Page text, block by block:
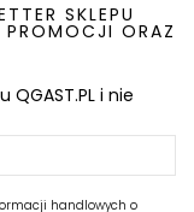
SKLEPU
PROMOCJI ORAZ
i nie
handlowych o